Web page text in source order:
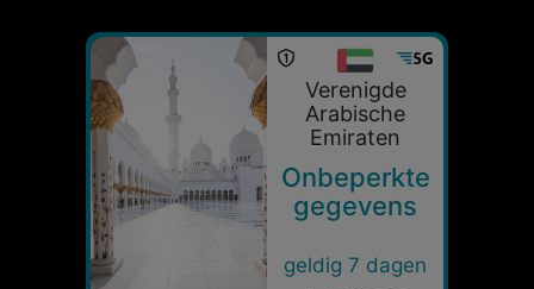
Verenigde
Arabische
Emiraten
Onbeperkte
gegevens
geldig 7 dagen